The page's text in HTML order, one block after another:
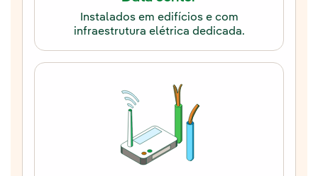
Instalados em edifícios e com
infraestrutura elétrica dedicada.